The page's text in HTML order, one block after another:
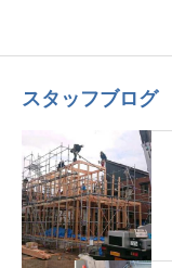
スタッフブログ